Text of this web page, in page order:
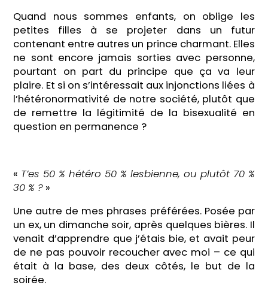
Quand nous sommes enfants, on oblige les
petites filles à se projeter dans un futur
contenant entre autres un prince charmant. Elles
ne sont encore jamais sorties avec personne,
pourtant on part du principe que ça va leur
plaire. Et si on s’intéressait aux injonctions liées à
l’hétéronormativité de notre société, plutôt que
de remettre la légitimité de la bisexualité en
question en permanence ?
« T’es 50 % hétéro 50 % lesbienne, ou plutôt 70 %
30 % ? »
Une autre de mes phrases préférées. Posée par
un ex, un dimanche soir, après quelques bières. Il
venait d’apprendre que j’étais bie, et avait peur
de ne pas pouvoir recoucher avec moi – ce qui
était à la base, des deux côtés, le but de la
soirée.